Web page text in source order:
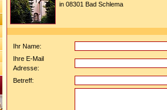
in 08301 Bad Schlema
Ihr Name:
Ihre E-Mail
Adresse:
Betreff: